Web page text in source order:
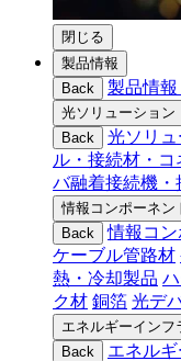
閉じる
製品情報
Back
製品情
光ソリューション
Back 光ソリ
ル・接続材・
バ融着接続機・
情報コンポーネン
Back 情報コ
ケーブル管路材
熱・冷却製品
ク材 銅箔 光デ
エネルギーインフ
Back エネル